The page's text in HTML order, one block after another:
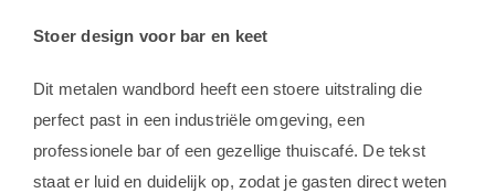
Stoer design voor bar en keet
Dit metalen wandbord heeft een stoere uitstraling die
perfect past in een industriële omgeving, een
professionele bar of een gezellige thuiscafé. De tekst
staat er luid en duidelijk op, zodat je gasten direct weten